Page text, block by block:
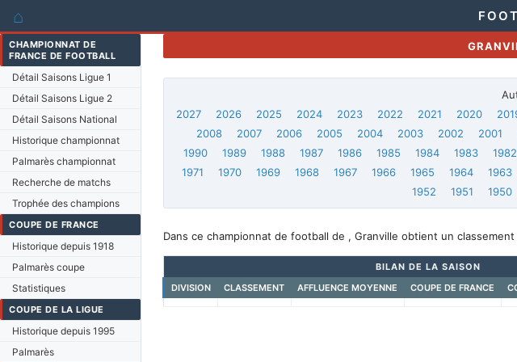
⌂
CHAMPIONNAT DE
FRANCE DE FOOTBALL
Détail Saisons Ligue 1
Détail Saisons Ligue 2
Détail Saisons National
Historique championnat
Palmarès championnat
Recherche de matchs
Trophée des champions
COUPE DE FRANCE
Historique depuis 1918
Palmarès coupe
Statistiques
COUPE DE LA LIGUE
Historique depuis 1995
Palmarès
2027
2026 2025 2024 2023 2022 2021 2020
2008
2007 2006 2005 2004 2003 2002 2001
1990
1989 1988 1987 1986 1985 1984 1983 1982
1971
1970 1969 1968 1967 1966 1965 1964 1963
1952
1951 1950
Dans ce championnat de football de , Granville obtient un
BILAN DE LA SAISON
DIVISION
CLASSEMENT AFFLUENCE MOYENNE COUPE DE FRANCE